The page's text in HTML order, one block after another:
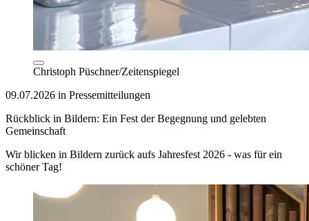
Christoph Püschner/Zeitenspiegel
09.07.2026 in Pressemitteilungen
Rückblick in Bildern: Ein Fest der Begegnung und gelebten
Gemeinschaft
Wir blicken in Bildern zurück aufs Jahresfest 2026 - was für ein
schöner Tag!